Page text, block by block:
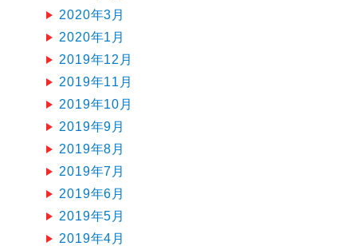
2020年3月
2020年1月
2019年12月
2019年11月
2019年10月
2019年9月
2019年8月
2019年7月
2019年6月
2019年5月
2019年4月